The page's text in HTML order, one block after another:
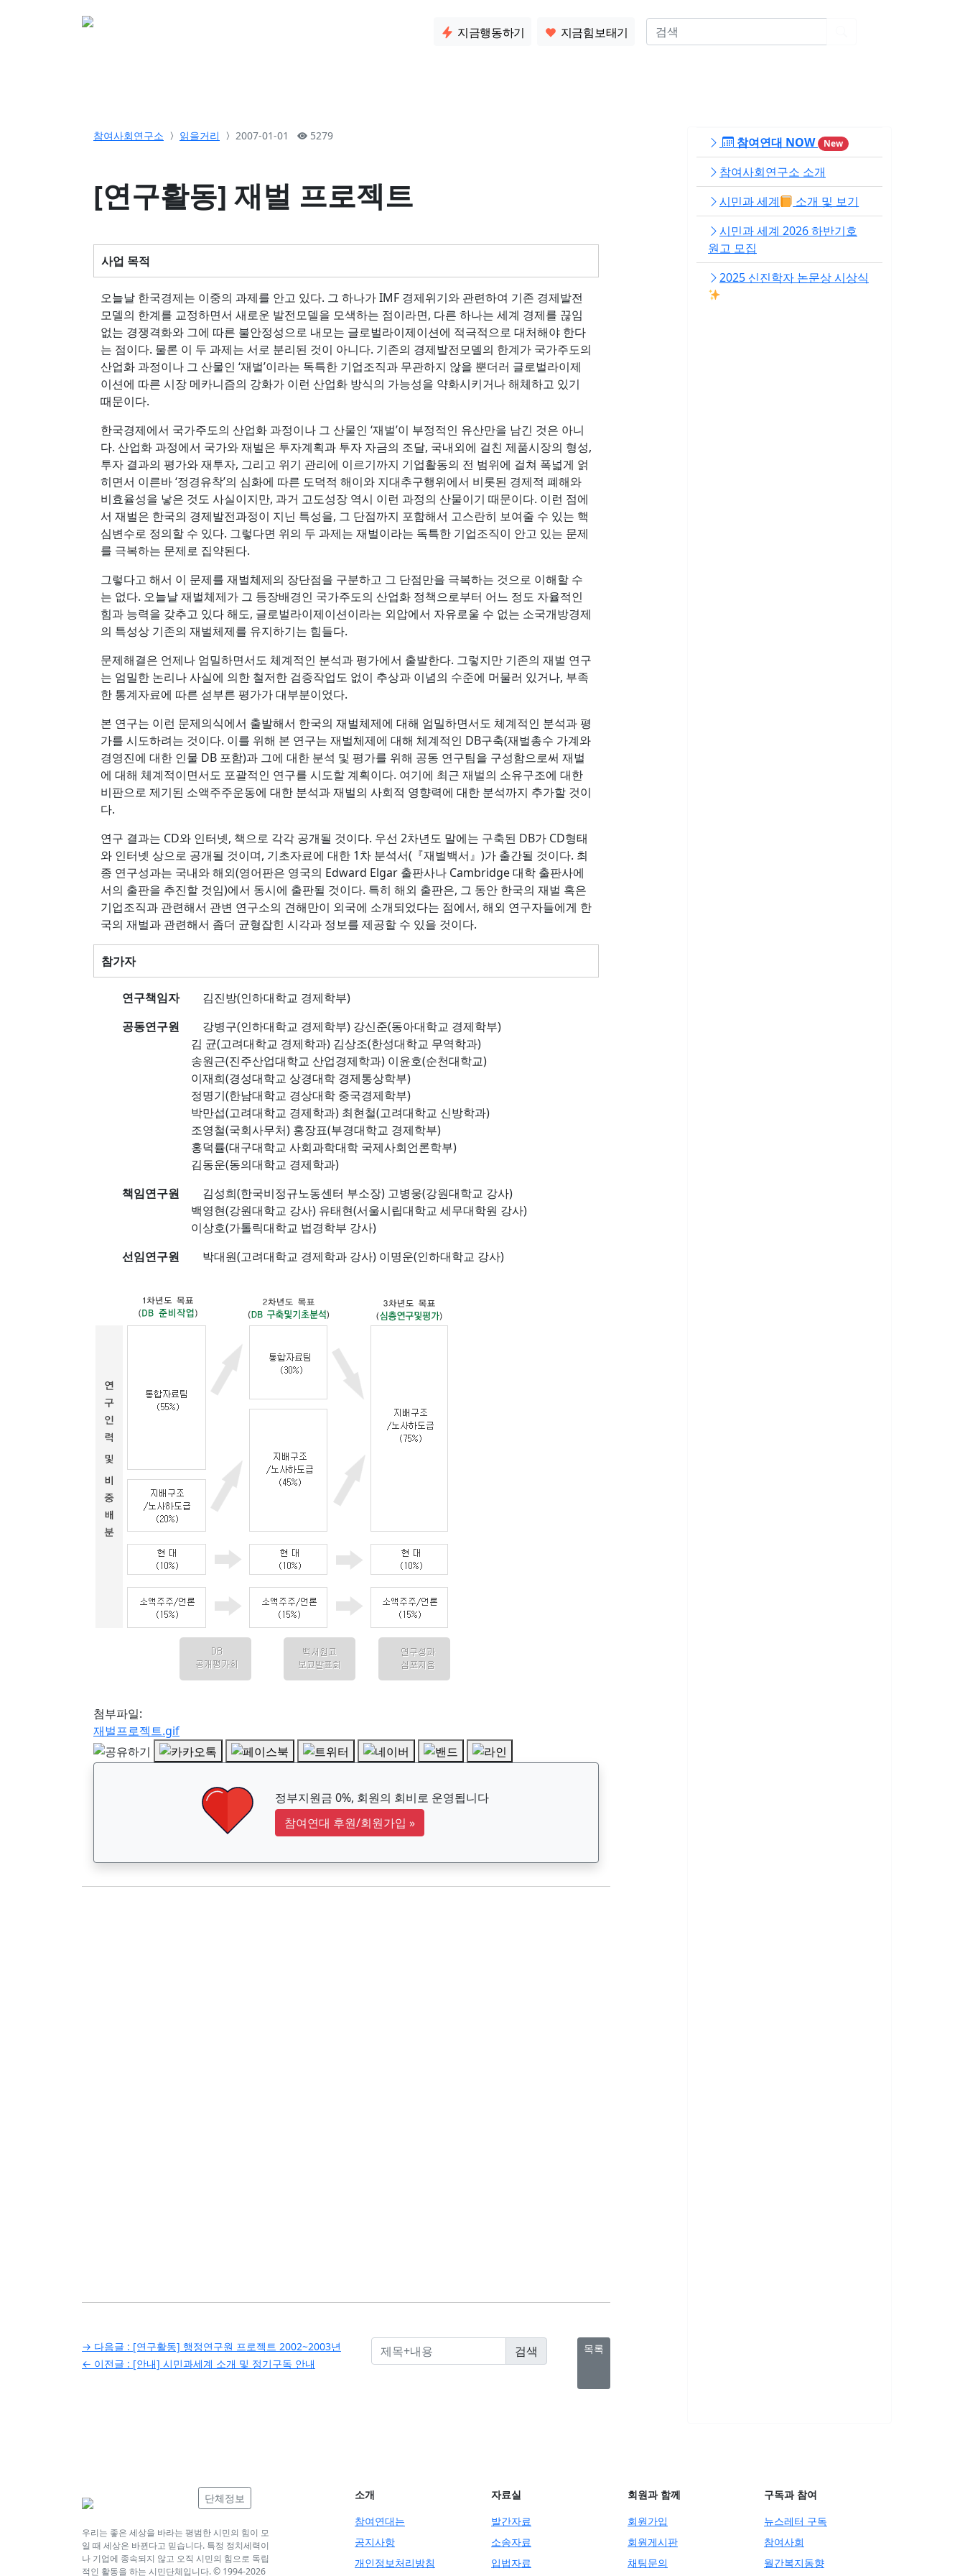
지금행동하기 지금힘보태기
참여사회연구소 읽을거리 2007-01-01 5279
[연구활동] 재벌 프로젝트
사업 목적
오늘날 한국경제는 이중의 과제를 안고 있다. 그 하나가 IMF 경제위기와 관련하여 기존 경제발전
모델의 한계를 교정하면서 새로운 발전모델을 모색하는 점이라면, 다른 하나는 세계 경제를 끊임
없는 경쟁격화와 그에 따른 불안정성으로 내모는 글로벌라이제이션에 적극적으로 대처해야 한다
는 점이다. 물론 이 두 과제는 서로 분리된 것이 아니다. 기존의 경제발전모델의 한계가 국가주도의
산업화 과정이나 그 산물인 ‘재벌’이라는 독특한 기업조직과 무관하지 않을 뿐더러 글로벌라이제
이션에 따른 시장 메카니즘의 강화가 이런 산업화 방식의 가능성을 약화시키거나 해체하고 있기
때문이다.
한국경제에서 국가주도의 산업화 과정이나 그 산물인 ‘재벌’이 부정적인 유산만을 남긴 것은 아니
다. 산업화 과정에서 국가와 재벌은 투자계획과 투자 자금의 조달, 국내외에 걸친 제품시장의 형성,
투자 결과의 평가와 재투자, 그리고 위기 관리에 이르기까지 기업활동의 전 범위에 걸쳐 폭넓게 얽
히면서 이른바 ‘정경유착’의 심화에 따른 도덕적 해이와 지대추구행위에서 비롯된 경제적 폐해와
비효율성을 낳은 것도 사실이지만, 과거 고도성장 역시 이런 과정의 산물이기 때문이다. 이런 점에
서 재벌은 한국의 경제발전과정이 지닌 특성을, 그 단점까지 포함해서 고스란히 보여줄 수 있는 핵
심변수로 정의할 수 있다. 그렇다면 위의 두 과제는 재벌이라는 독특한 기업조직이 안고 있는 문제
를 극복하는 문제로 집약된다.
그렇다고 해서 이 문제를 재벌체제의 장단점을 구분하고 그 단점만을 극복하는 것으로 이해할 수
는 없다. 오늘날 재벌체제가 그 등장배경인 국가주도의 산업화 정책으로부터 어느 정도 자율적인
힘과 능력을 갖추고 있다 해도, 글로벌라이제이션이라는 외압에서 자유로울 수 없는 소국개방경제
의 특성상 기존의 재벌체제를 유지하기는 힘들다.
문제해결은 언제나 엄밀하면서도 체계적인 분석과 평가에서 출발한다. 그렇지만 기존의 재벌 연구
는 엄밀한 논리나 사실에 의한 철저한 검증작업도 없이 추상과 이념의 수준에 머물러 있거나, 부족
한 통계자료에 따른 섣부른 평가가 대부분이었다.
본 연구는 이런 문제의식에서 출발해서 한국의 재벌체제에 대해 엄밀하면서도 체계적인 분석과 평
가를 시도하려는 것이다. 이를 위해 본 연구는 재벌체제에 대해 체계적인 DB구축(재벌총수 가계와
경영진에 대한 인물 DB 포함)과 그에 대한 분석 및 평가를 위해 공동 연구팀을 구성함으로써 재벌
에 대해 체계적이면서도 포괄적인 연구를 시도할 계획이다. 여기에 최근 재벌의 소유구조에 대한
비판으로 제기된 소액주주운동에 대한 분석과 재벌의 사회적 영향력에 대한 분석까지 추가할 것이
다.
연구 결과는 CD와 인터넷, 책으로 각각 공개될 것이다. 우선 2차년도 말에는 구축된 DB가 CD형태
와 인터넷 상으로 공개될 것이며, 기초자료에 대한 1차 분석서(『재벌백서』)가 출간될 것이다. 최
종 연구성과는 국내와 해외(영어판은 영국의 Edward Elgar 출판사나 Cambridge 대학 출판사에
서의 출판을 추진할 것임)에서 동시에 출판될 것이다. 특히 해외 출판은, 그 동안 한국의 재벌 혹은
기업조직과 관련해서 관변 연구소의 견해만이 외국에 소개되었다는 점에서, 해외 연구자들에게 한
국의 재벌과 관련해서 좀더 균형잡힌 시각과 정보를 제공할 수 있을 것이다.
참가자
연구책임자
김진방(인하대학교 경제학부)
공동연구원 강병구(인하대학교 경제학부) 강신준(동아대학교 경제학부)
김 균(고려대학교 경제학과) 김상조(한성대학교 무역학과)
송원근(진주산업대학교 산업경제학과) 이윤호(순천대학교)
이재희(경성대학교 상경대학 경제통상학부)
정명기(한남대학교 경상대학 중국경제학부)
박만섭(고려대학교 경제학과) 최현철(고려대학교 신방학과)
조영철(국회사무처) 홍장표(부경대학교 경제학부)
홍덕률(대구대학교 사회과학대학 국제사회언론학부)
김동운(동의대학교 경제학과)
책임연구원 김성희(한국비정규노동센터 부소장) 고병웅(강원대학교 강사)
백영현(강원대학교 강사) 유태현(서울시립대학교 세무대학원 강사)
이상호(가톨릭대학교 법경학부 강사)
선임연구원 박대원(고려대학교 경제학과 강사) 이명운(인하대학교 강사)
첨부파일:
재벌프로젝트.gif
정부지원금 0%, 회원의 회비로 운영됩니다
참여연대 후원/회원가입 »
글
탐
→ 다음글 : [연구활동] 행정연구원 프로젝트 2002~2003년
← 이전글 : [안내] 시민과세계 소개 및 정기구독 안내
목록
참여연대 NOW New
참여사회연구소 소개
시민과 세계
소개 및 보기
시민과 세계 2026 하반기호
원고 모집
2025 신진학자 논문상 시상식
단체정보
우리는 좋은 세상을 바라는 평범한 시민의 힘이 모
일 때 세상은 바뀐다고 믿습니다. 특정 정치세력이
나 기업에 종속되지 않고 오직 시민의 힘으로 독립
적인 활동을 하는 시민단체입니다. © 1994-2026
소개
참여연대는
공지사항
개인정보처리방침
자료실
발간자료
소송자료
입법자료
회원과 함께
회원가입
회원게시판
채팅문의
구독과 참여
뉴스레터 구독
참여사회
월간복지동향